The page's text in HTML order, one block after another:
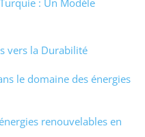
: Un Modèle
vers la Durabilité
le domaine des énergies
renouvelables en